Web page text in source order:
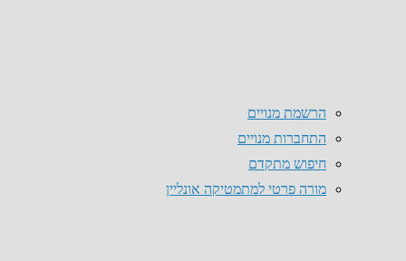
הרשמת מנויים
התחברות מנויים
חיפוש מתקדם
מורה פרטי למתמטיקה אונליין